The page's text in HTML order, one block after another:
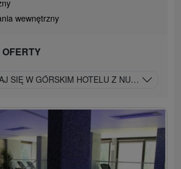
wewnętrzny
SIĘ W GÓRSKIM HOTELU Z NUTĄ